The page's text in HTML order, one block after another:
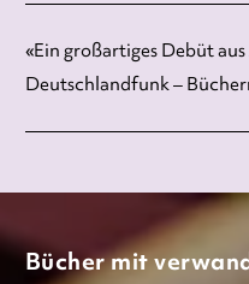
«Ein großartiges Debüt
Deutschlandfunk –
Bücher mit